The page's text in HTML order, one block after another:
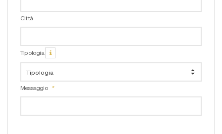
Città
Tipologia
Messaggio